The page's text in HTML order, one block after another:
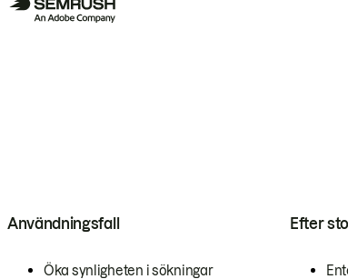
Användningsfall
Öka synligheten i sökningar
Efter